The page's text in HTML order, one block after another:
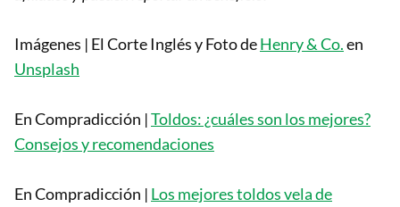
Imágenes | El Corte Inglés y Foto deHenry & Co.en
Unsplash
En Compradicción |Toldos: ¿cuáles son los mejores?
Consejos y recomendaciones
En Compradicción | Los mejores toldos vela de